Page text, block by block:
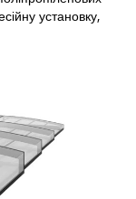
установку,